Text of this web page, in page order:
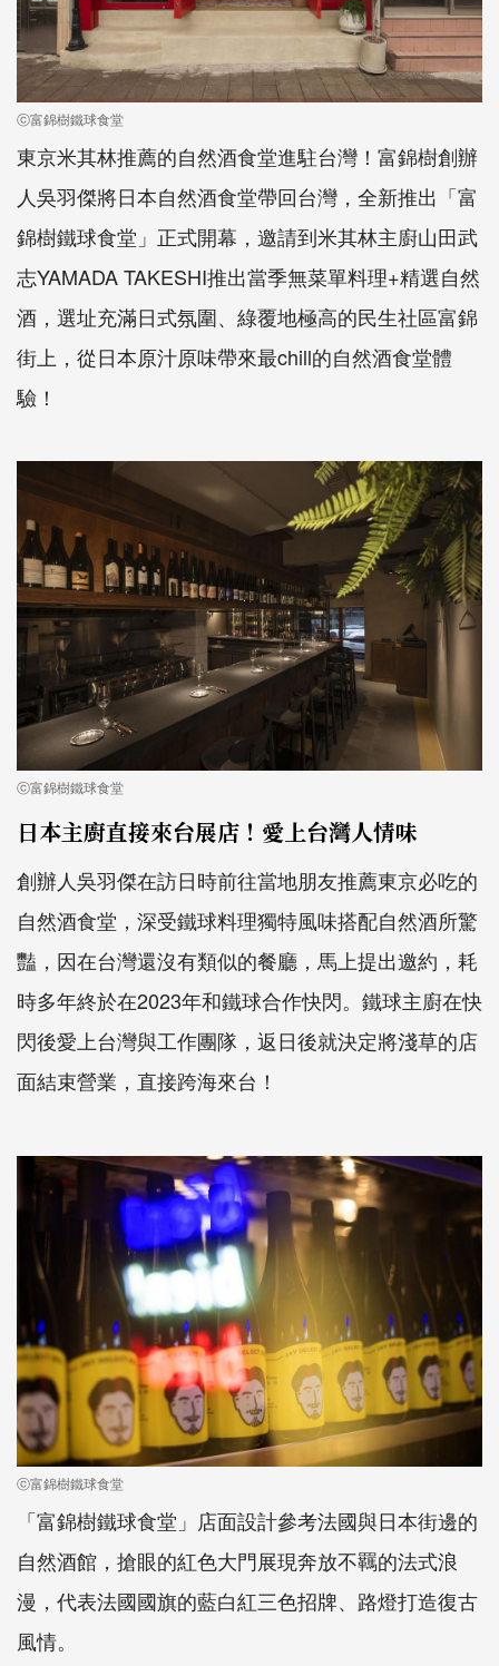
ⓒ富錦樹鐵球食堂
東京米其林推薦的自然酒食堂進駐台灣！富錦樹創辦
人吳羽傑將日本自然酒食堂帶回台灣，全新推出「富
錦樹鐵球食堂」正式開幕，邀請到米其林主廚山田武
志YAMADA TAKESHI推出當季無菜單料理+精選自然
酒，選址充滿日式氛圍、綠覆地極高的民生社區富錦
街上，從日本原汁原味帶來最chill的自然酒食堂體
驗！
ⓒ富錦樹鐵球食堂
日本主廚直接來台展店！愛上台灣人情味
創辦人吳羽傑在訪日時前往當地朋友推薦東京必吃的
自然酒食堂，深受鐵球料理獨特風味搭配自然酒所驚
豔，因在台灣還沒有類似的餐廳，馬上提出邀約，耗
時多年終於在2023年和鐵球合作快閃。鐵球主廚在快
閃後愛上台灣與工作團隊，返日後就決定將淺草的店
面結束營業，直接跨海來台！
ⓒ富錦樹鐵球食堂
「富錦樹鐵球食堂」店面設計參考法國與日本街邊的
自然酒館，搶眼的紅色大門展現奔放不羈的法式浪
漫，代表法國國旗的藍白紅三色招牌、路燈打造復古
風情。